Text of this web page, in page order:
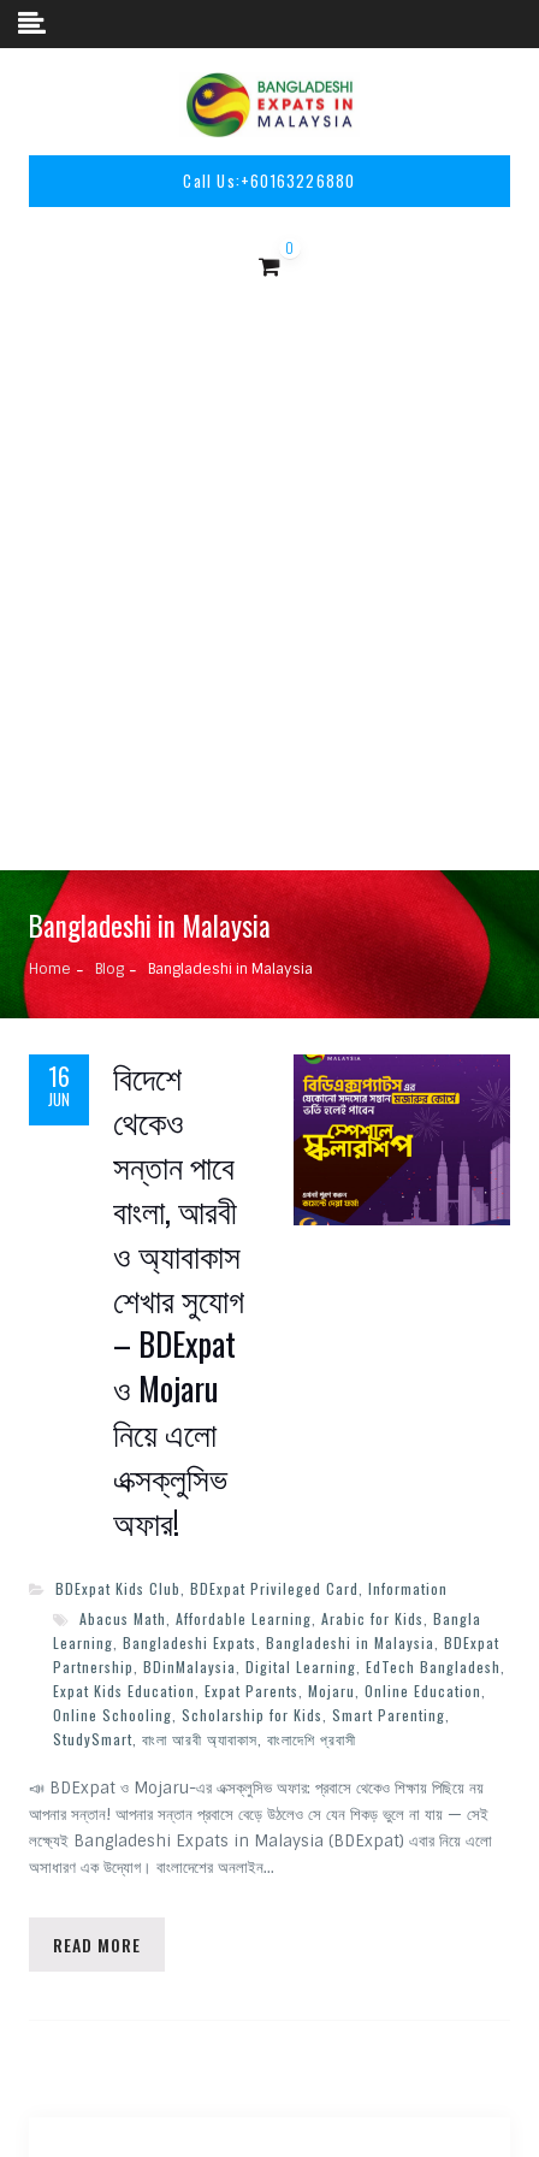
Skip to content
Call Us:+60163226880
0
Bangladeshi in Malaysia
Home Blog Bangladeshi in Malaysia
16
JUN
বিদেশে
থেকেও
সন্তান পাবে
বাংলা, আরবী
ও অ্যাবাকাস
শেখার সুযোগ
– BDExpat
ও Mojaru
নিয়ে এলো
এক্সক্লুসিভ
অফার!
BDExpat Kids Club BDExpat Privileged Card Information
Abacus Math Affordable Learning Arabic for Kids Bangla
Learning Bangladeshi Expats Bangladeshi in Malaysia BDExpat
Partnership BDinMalaysia Digital Learning EdTech Bangladesh
Expat Kids Education Expat Parents Mojaru Online Education
Online Schooling Scholarship for Kids Smart Parenting
StudySmart, বাংলা আরবী অ্যাবাকাস বাংলাদেশি প্রবাসী
📣 BDExpat ও Mojaru-এর এক্সক্লুসিভ অফার: প্রবাসে থেকেও শিক্ষায় পিছিয়ে নয়
আপনার সন্তান! আপনার সন্তান প্রবাসে বেড়ে উঠলেও সে যেন শিকড় ভুলে না যায় — সেই
লক্ষ্যেই Bangladeshi Expats in Malaysia (BDExpat) এবার নিয়ে এলো
অসাধারণ এক উদ্যোগ। বাংলাদেশের অনলাইন…
READ MORE